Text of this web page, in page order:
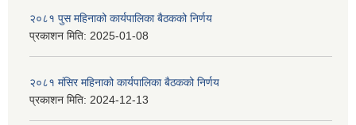
२०८१ पुस महिनाको कार्यपालिका बैठकको निर्णय
प्रकाशन मिति: 2025-01-08
२०८१ मंसिर महिनाको कार्यपालिका बैठकको निर्णय
प्रकाशन मिति: 2024-12-13